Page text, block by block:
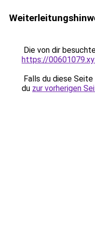
Die von dir
https://
Falls du diese
du zur vorherigen